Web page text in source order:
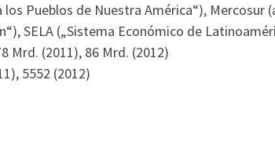
los Pueblos de Nuestra América“), Mercosur
SELA („Sistema Económico de
Mrd. (2011), 86 Mrd. (2012)
5552 (2012)